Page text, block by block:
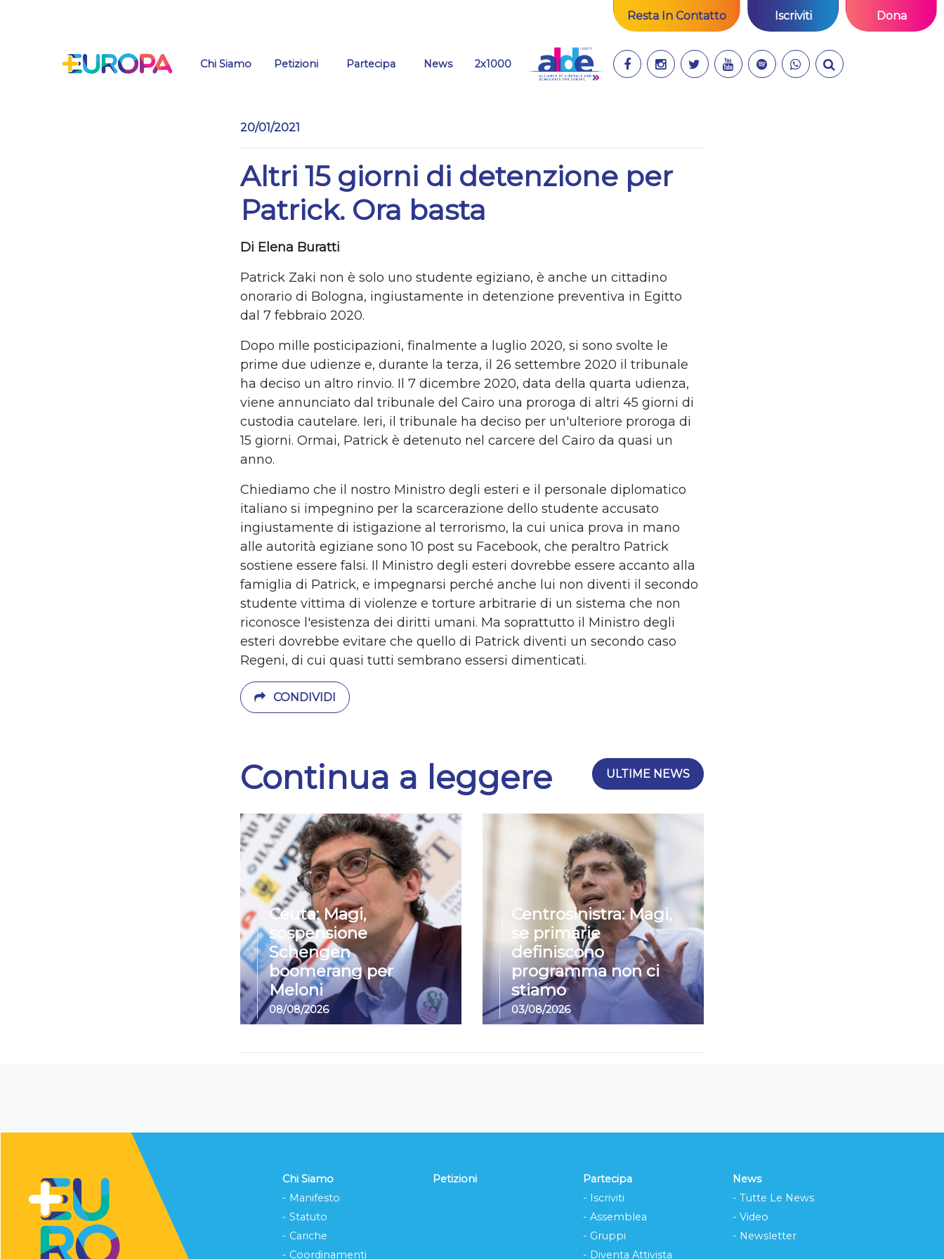
Resta In Contatto Iscriviti Dona
Chi Siamo Petizioni Partecipa News(current)
2x1000
20/01/2021
Altri 15 giorni di detenzione per
Patrick. Ora basta
Di Elena Buratti
Patrick Zaki non è solo uno studente egiziano, è anche un cittadino
onorario di Bologna, ingiustamente in detenzione preventiva in Egitto
dal 7 febbraio 2020.
Dopo mille posticipazioni, finalmente a luglio 2020, si sono svolte le
prime due udienze e, durante la terza, il 26 settembre 2020 il tribunale
ha deciso un altro rinvio. Il 7 dicembre 2020, data della quarta udienza,
viene annunciato dal tribunale del Cairo una proroga di altri 45 giorni di
custodia cautelare. Ieri, il tribunale ha deciso per un'ulteriore proroga di
15 giorni. Ormai, Patrick è detenuto nel carcere del Cairo da quasi un
anno.
Chiediamo che il nostro Ministro degli esteri e il personale diplomatico
italiano si impegnino per la scarcerazione dello studente accusato
ingiustamente di istigazione al terrorismo, la cui unica prova in mano
alle autorità egiziane sono 10 post su Facebook, che peraltro Patrick
sostiene essere falsi. Il Ministro degli esteri dovrebbe essere accanto alla
famiglia di Patrick, e impegnarsi perché anche lui non diventi il secondo
studente vittima di violenze e torture arbitrarie di un sistema che non
riconosce l'esistenza dei diritti umani. Ma soprattutto il Ministro degli
esteri dovrebbe evitare che quello di Patrick diventi un secondo caso
Regeni, di cui quasi tutti sembrano essersi dimenticati.
CONDIVIDI
Continua a leggere ULTIME NEWS
Ceuta: Magi,
sospensione
Schengen
boomerang per
Meloni
08/08/2026
Centrosinistra: Magi,
se primarie
definiscono
programma non ci
stiamo
03/08/2026
Chi Siamo
- Manifesto
- Statuto
- Cariche
- Coordinamenti
Petizioni
Partecipa
- Iscriviti
- Assemblea
- Gruppi
- Diventa Attivista
News
- Tutte Le News
- Video
- Newsletter